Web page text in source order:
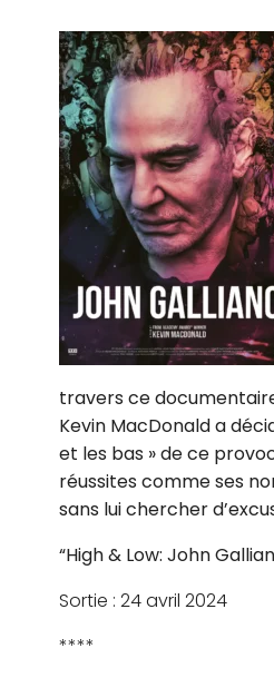
travers ce
Kevin MacDonald a
et les bas » de ce
réussites comme ses
sans lui chercher
“High & Low: John
Sortie : 24 avril 2024
****